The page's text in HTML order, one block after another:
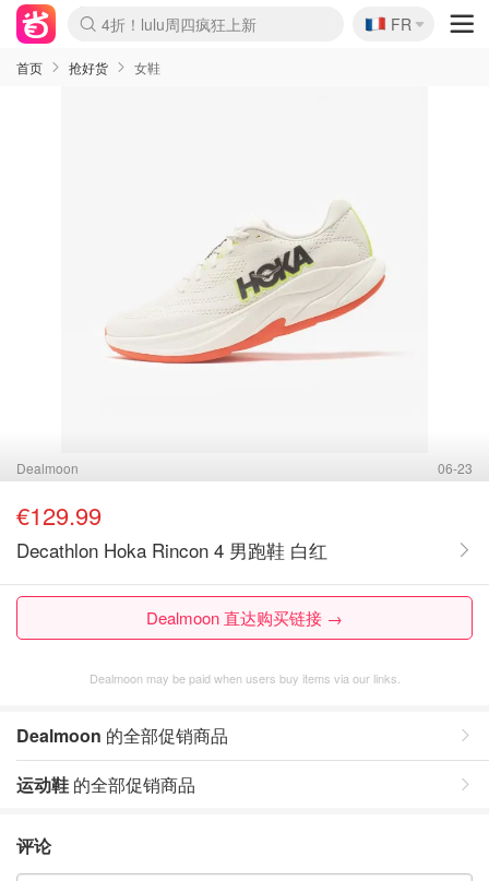
Boticinal 夏促开抢！
4折！lulu周四疯狂上新
还没结束！&OtherStories大促
Joybuy变相75折 随时失效
速领！Stanley独家85折
疑似霸哥！Camper额外叠85折
Zalando 奥莱闪促！每日更新
Moncler反季囤！5折起+叠9折
Coach Brooklyn仅€192
🇫🇷
FR
首页 抢好货 女鞋
Dealmoon 06-23
€129.99
Decathlon Hoka Rincon 4 男跑鞋 白红
Dealmoon 直达购买链接 →
Dealmoon may be paid when users buy items via our links.
Dealmoon 的全部促销商品
运动鞋 的全部促销商品
评论